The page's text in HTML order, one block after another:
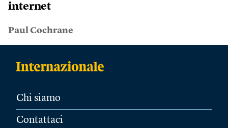
internet
Paul Cochrane
Chi siamo
Contattaci